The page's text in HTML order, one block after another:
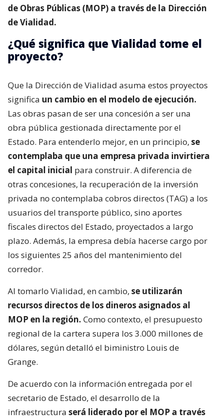
de Obras Públicas (MOP) a través de la Dirección
de Vialidad.
¿Qué significa que Vialidad tome el
proyecto?
Que la Dirección de Vialidad asuma estos proyectos
significa un cambio en el modelo de ejecución.
Las obras pasan de ser una concesión a ser una
obra pública gestionada directamente por el
Estado. Para entenderlo mejor, en un principio, se
contemplaba que una empresa privada invirtiera
el capital inicial para construir. A diferencia de
otras concesiones, la recuperación de la inversión
privada no contemplaba cobros directos (TAG) a los
usuarios del transporte público, sino aportes
fiscales directos del Estado, proyectados a largo
plazo. Además, la empresa debía hacerse cargo por
los siguientes 25 años del mantenimiento del
corredor.
Al tomarlo Vialidad, en cambio, se utilizarán
recursos directos de los dineros asignados al
MOP en la región. Como contexto, el presupuesto
regional de la cartera supera los 3.000 millones de
dólares, según detalló el biministro Louis de
Grange.
De acuerdo con la información entregada por el
secretario de Estado, el desarrollo de la
infraestructura será liderado por el MOP a través